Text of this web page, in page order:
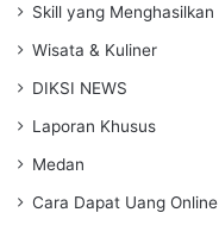
Skill yang Menghasilkan
Wisata & Kuliner
DIKSI NEWS
Laporan Khusus
Medan
Cara Dapat Uang Online